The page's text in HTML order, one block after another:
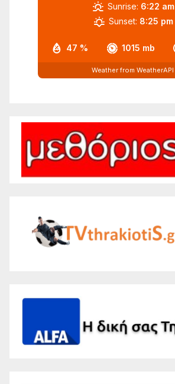
47 % 1015 mb
Sunrise: 6:22 am
Sunset: 8:25 pm
Weather from WeatherAPI